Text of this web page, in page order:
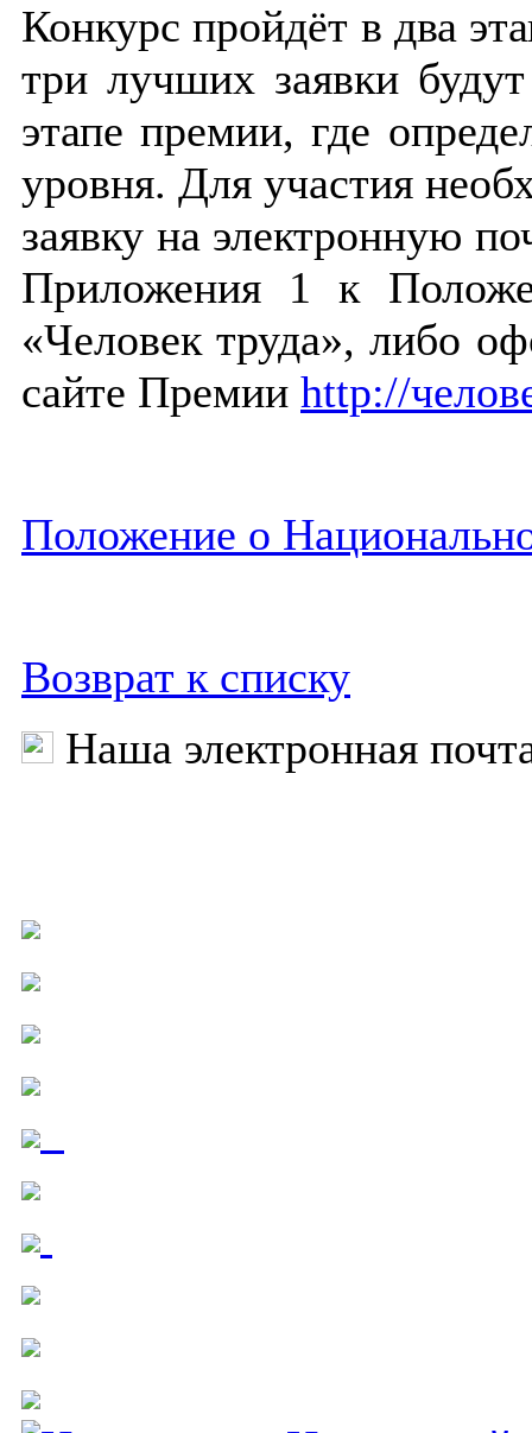
Конкурс пройдёт в два
три лучших заявки
этапе премии, где
уровня. Для участия
заявку на электронную
Приложения 1 к
«Человек труда», либо
сайте Премии http://
Положение о
Возврат к списку
Наша электронная